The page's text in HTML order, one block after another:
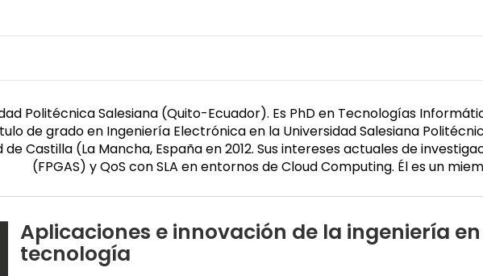
Masculino
Politécnica Salesiana (Quito-Ecuador). Es PhD en Tecnologías
de grado en Ingeniería Electrónica en la Universidad Salesiana
Castilla (La Mancha, España en 2012. Sus intereses actuales de
(FPGAS) y QoS con SLA en entornos de Cloud Computing. Él es un
Aplicaciones e innovación de la ingeniería
tecnología